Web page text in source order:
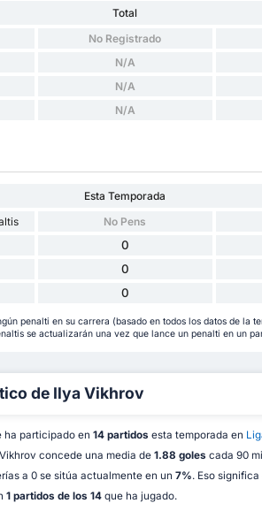
Total
No Registrado
N/A
N/A
N/A
Esta Temporada
No Pens
0
0
0
penalti en su carrera (basado en todos los datos de la
se actualizarán una vez que lance un penalti en un
de Ilya Vikhrov
ha participado en 14 partidos esta temporada en
concede una media de 1.88 goles cada 90
a 0 se sitúa actualmente en un 7%. Eso
1 partidos de los 14que ha jugado.